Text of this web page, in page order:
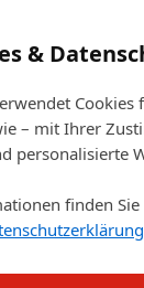
&
Cookies
– mit Ihrer
personalisierte
finden Sie
/
Tourismus
des